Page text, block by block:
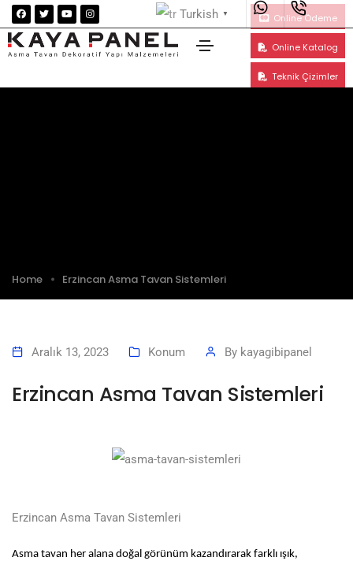
Turkish ▼ Online Ödeme
Online Katalog
Teknik Çizimler
Erzincan Asma Tavan Sistemleri
Home Erzincan Asma Tavan Sistemleri
Aralık 13, 2023 Konum By kayagibipanel
Erzincan Asma Tavan Sistemleri
Erzincan Asma Tavan Sistemleri
Asma tavan her alana doğal görünüm kazandırarak farklı ışık,